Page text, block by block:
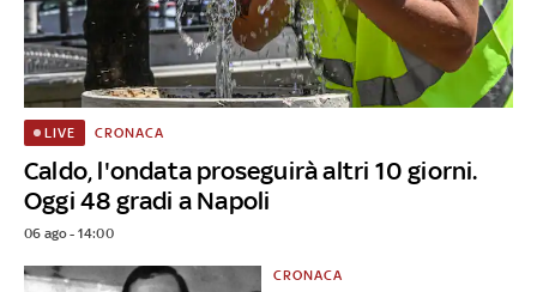
Caldo, l'ondata proseguirà altri 10 giorni.
Oggi 48 gradi a Napoli
LIVE CRONACA
06 ago - 14:00
CRONACA